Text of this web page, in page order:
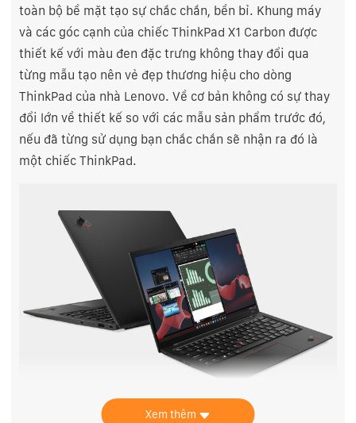
toàn bộ bề mặt tạo sự chắc chắn, bền bỉ. Khung máy
và các góc cạnh của chiếc ThinkPad X1 Carbon được
thiết kế với màu đen đặc trưng không thay đổi qua
từng mẫu tạo nên vẻ đẹp thương hiệu cho dòng
ThinkPad của nhà Lenovo. Về cơ bản không có sự thay
đổi lớn về thiết kế so với các mẫu sản phẩm trước đó,
nếu đã từng sử dụng bạn chắc chắn sẽ nhận ra đó là
một chiếc ThinkPad.
Ngoại hình của ThinkPad X1 Carbon Gen 11 có đặc điểm
Xem thêm